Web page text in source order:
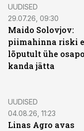
UUDISED
29.07.26, 09:30
Maido Solovjov:
piimahinna riski
lõputult ühe
kanda jätta
UUDISED
04.08.26, 11:23
Linas Agro avas